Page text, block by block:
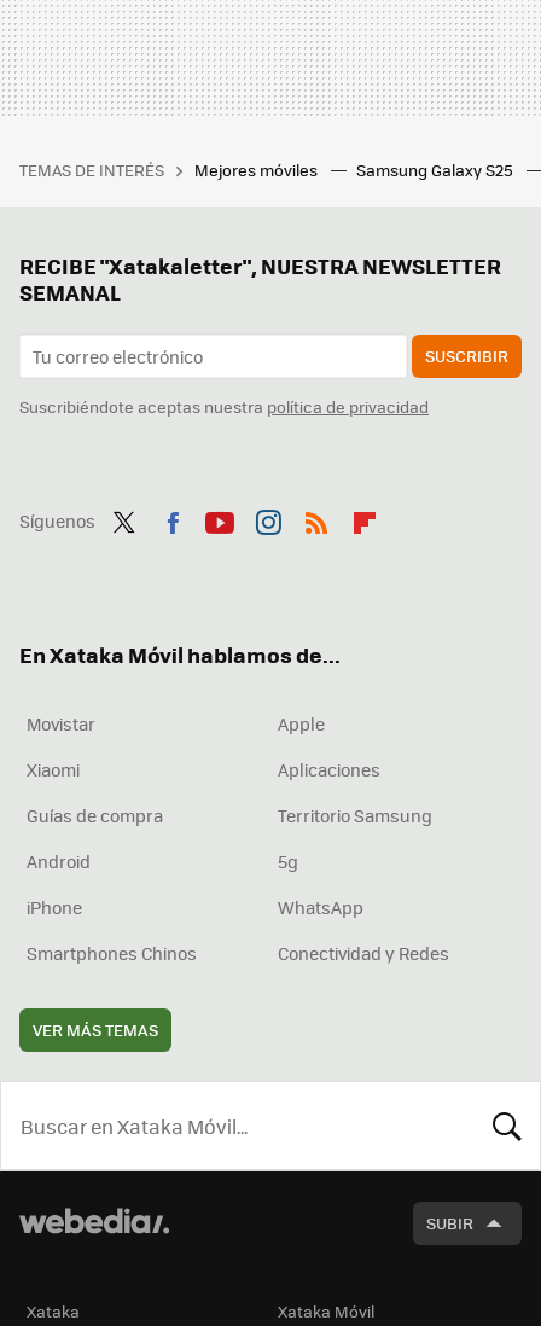
TEMAS DE INTERÉS Mejores móviles Samsung Galaxy S25
RECIBE "Xatakaletter", NUESTRA NEWSLETTER
SEMANAL
SUSCRIBIR
Suscribiéndote aceptas nuestra política de privacidad
Síguenos
En Xataka Móvil hablamos de...
Movistar
Apple
Xiaomi
Aplicaciones
Guías de compra
Territorio Samsung
Android
5g
iPhone
WhatsApp
Smartphones Chinos
Conectividad y Redes
VER MÁS TEMAS
SUBIR
Xataka Xataka Móvil